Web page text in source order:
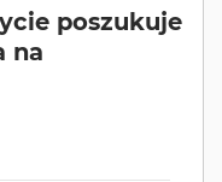
poszukuje
na